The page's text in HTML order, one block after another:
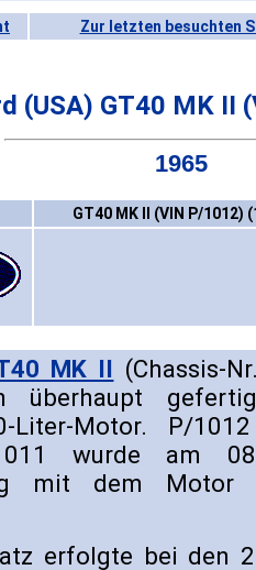
Zur letzten besuchten
(USA) GT40 MK II
1965
GT40 MK II (VIN P/1012)
MK II (Chassis-
überhaupt
Liter-Motor. P/
wurde am
mit dem
erfolgte bei den